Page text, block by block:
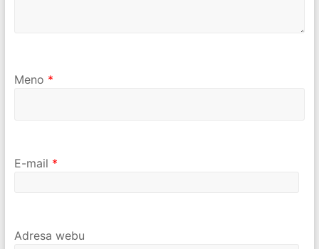
Meno *
E-mail *
Adresa webu